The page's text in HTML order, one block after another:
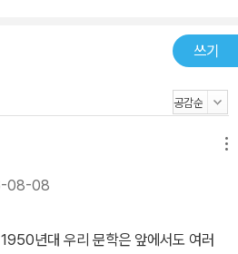
에서도 비교적 알려지지 않은 단편소설
이 작품에 이르러 비로소 구체적인 일상에
한 계몽주의를 벗어나 한국 근현대문학
거장 황석
그들이 살다 간 시대를 다루는 것이기
디쯤에선가 한번쯤 어깨를 부딪치고
언이기도 하다. 작품을 해설하는 데
은 한 작가의 개인사이다. 그것은 어
체적인 관계와 뜨거운 체험 속에서만
쓰기
08-08
년대 우리 문학은 앞에서도 여러